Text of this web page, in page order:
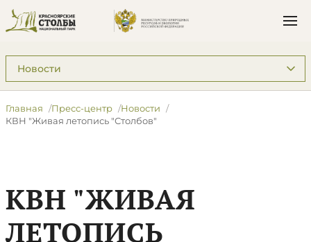
Подразделы: Пресс-центр
Главная Пресс-центр
Новости
КВН "Живая летопись "Столбов"
КВН "ЖИВАЯ
ЛЕТОПИСЬ